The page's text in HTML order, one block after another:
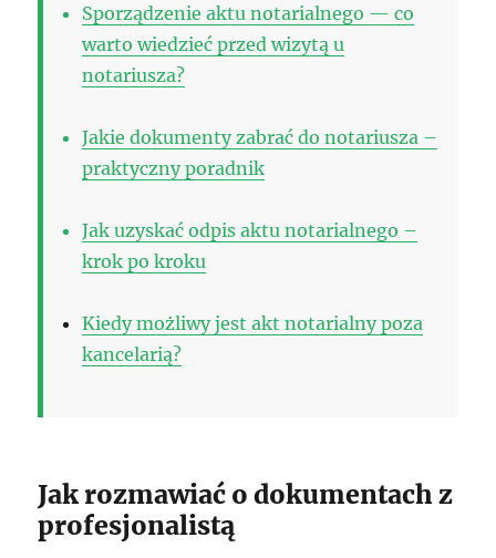
Sporządzenie aktu notarialnego — co
warto wiedzieć przed wizytą u
notariusza?
Jakie dokumenty zabrać do notariusza –
praktyczny poradnik
Jak uzyskać odpis aktu notarialnego –
krok po kroku
Kiedy możliwy jest akt notarialny poza
kancelarią?
Jak rozmawiać o dokumentach z
profesjonalistą